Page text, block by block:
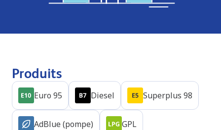
Produits
Euro 95 Diesel Superplus 98
AdBlue (pompe) GPL